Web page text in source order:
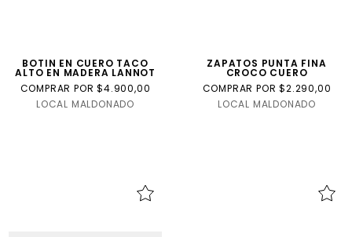
BOTIN EN CUERO TACO
ALTO EN MADERA LANNOT
COMPRAR POR $4.900,00
LOCAL MALDONADO
ZAPATOS PUNTA FINA
CROCO CUERO
COMPRAR POR $2.290,00
LOCAL MALDONADO